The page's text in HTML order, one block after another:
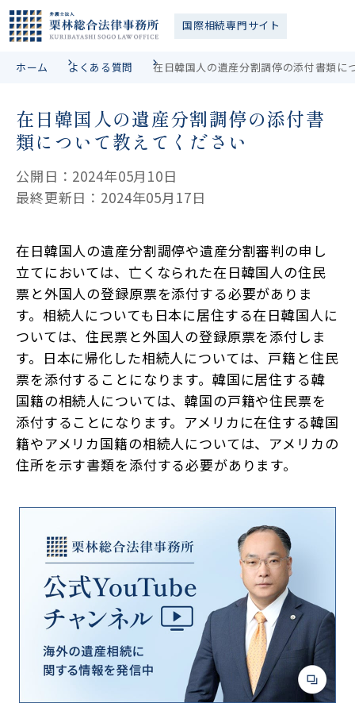
国際相続専門サイト
ホーム よくある質問 在日韓国人の遺産分割調停の添付書類に
在日韓国人の遺産分割調停の添付書
類について教えてください
公開日：2024年05月10日
最終更新日：2024年05月17日
在日韓国人の遺産分割調停や遺産分割審判の申し
立てにおいては、亡くなられた在日韓国人の住民
票と外国人の登録原票を添付する必要がありま
す。相続人についても日本に居住する在日韓国人に
ついては、住民票と外国人の登録原票を添付しま
す。日本に帰化した相続人については、戸籍と住民
票を添付することになります。韓国に居住する韓
国籍の相続人については、韓国の戸籍や住民票を
添付することになります。アメリカに在住する韓国
籍やアメリカ国籍の相続人については、アメリカの
住所を示す書類を添付する必要があります。